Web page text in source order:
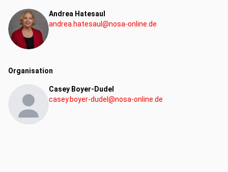
Andrea Hatesaul
andrea.hatesaul@nosa-online.de
Organisation
Casey Boyer-Dudel
casey.boyer-dudel@nosa-online.de